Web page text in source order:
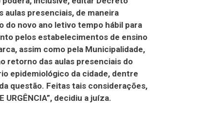
presenciais, de maneira
do novo ano letivo tempo hábil para
pelos estabelecimentos de ensino
assim como pela Municipalidade,
retorno das aulas presenciais do
epidemiológico da cidade, dentre
questão. Feitas tais considerações,
URGÊNCIA”, decidiu a juíza.